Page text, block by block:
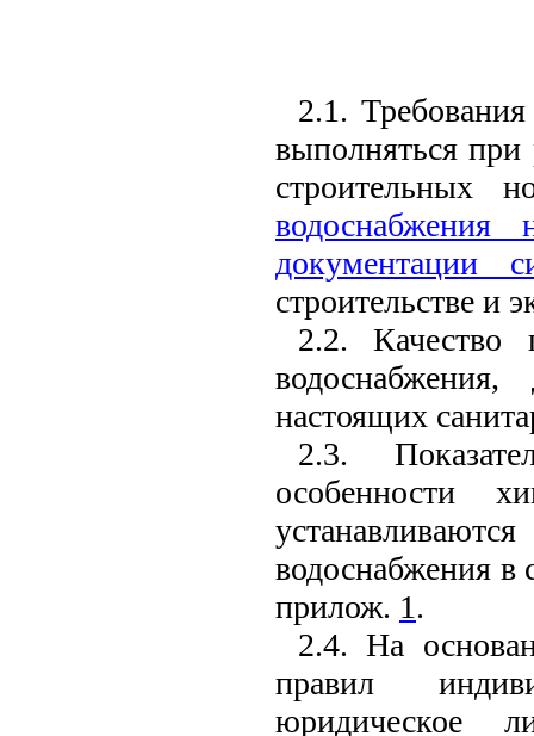
2.1.
выполняться при
водоснабжения
документации
строительстве и
2.2. Качество
водоснабжения,
настоящих
2.3.
особенности
водоснабжения в
прилож. 1.
2.4. На
правил
юридическое